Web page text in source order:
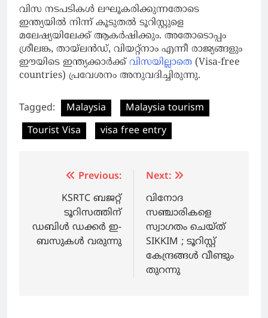
വിസ നടപടികള്‍ ലഘൂകരിക്കുന്നതോടെ
ഇന്ത്യയില്‍ നിന്ന് കൂടുതല്‍ ടൂറിസ്റ്റുളെ
മലേഷ്യയിലേക്ക് ആകര്‍ഷിക്കും. അതോടൊപ്പം
ശ്രീലങ്ക, തായ്‌ലന്‍ഡ്, വിയറ്റ്‌നാം എന്നീ രാജ്യങ്ങളും
ഈയിടെ ഇന്ത്യക്കാര്‍ക്ക് വിസയില്ലാതെ (Visa-free
countries) പ്രവേശനം അനുവദിച്ചിരുന്നു.
Tagged: Malaysia
Malaysia tourism
Tourist Visa
visa free entry
navigation
Previous:
KSRTC ബജറ്റ്
ടൂറിസത്തിന്
ഡബിള്‍ ഡക്കര്‍ ഇ-
ബസുകള്‍ വരുന്നു
Next:
വിനോദ
സഞ്ചാരികളെ
സ്വാഗതം ചെയ്ത്
SIKKIM ; ടൂറിസ്റ്റ്
കേന്ദ്രങ്ങള്‍ വീണ്ടും
തുറന്നു